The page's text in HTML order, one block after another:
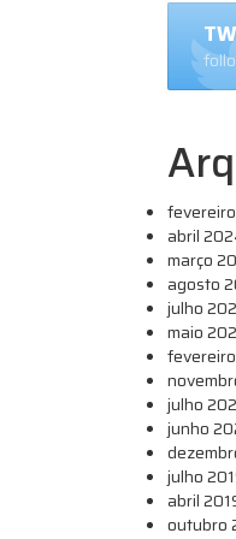
abril
março
agosto
julho
maio
julho
junho
julho
abril
outubro